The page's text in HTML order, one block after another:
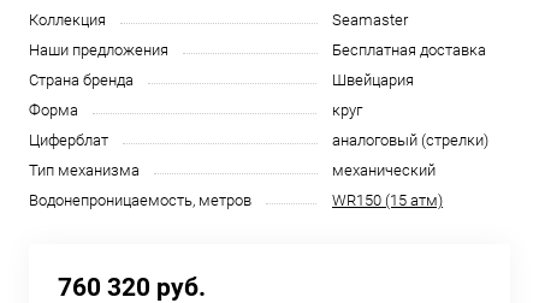
Коллекция
Seamaster
Наши предложения
Бесплатная доставка
Страна бренда
Швейцария
Форма
круг
Циферблат
аналоговый (стрелки)
Тип механизма
механический
Водонепроницаемость, метров
WR150 (15 атм)
760 320 руб.